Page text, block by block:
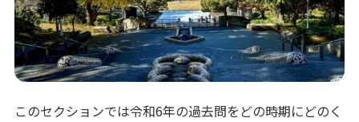
このセクションでは令和6年の過去問をどの時期にどのく